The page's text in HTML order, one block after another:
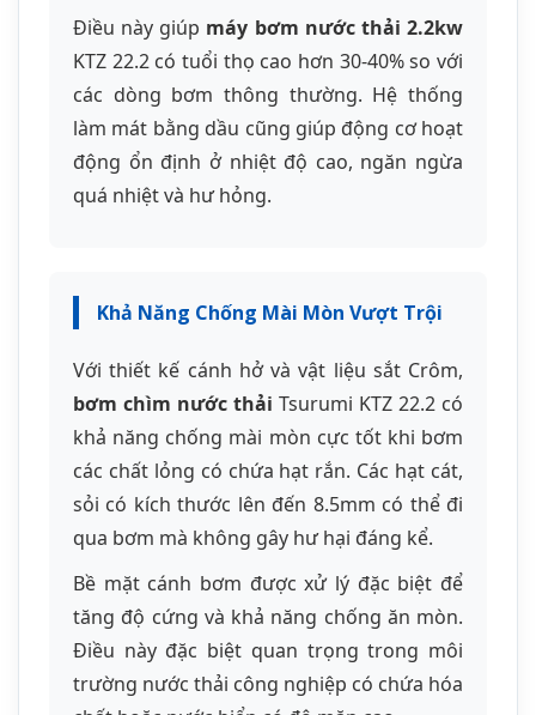
Với thiết kế cánh hở và vật liệu sắt Crôm,
bơm chìm nước thảiTsurumi KTZ 22.2 có
khả năng chống mài mòn cực tốt khi bơm
các chất lỏng có chứa hạt rắn. Các hạt cát,
sỏi có kích thước lên đến 8.5mm có thể đi
qua bơm mà không gây hư hại đáng kể.
Điều này đặc biệt quan trọng trong môi
chất hoặc nước biển có độ mặn cao.
Hiệu Suất Năng Lượng Cao
suất cao, tiết kiệm điện năng lên đến 20%
so với các dòng máy cũ.Máy bơm chìm
nước thảiKTZ 22.2 đạt tiêu chuẩn tiết
kiệm năng lượng quốc tế, giúp giảm đáng